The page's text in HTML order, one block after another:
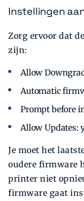
Instellingen
Zorg ervoor dat
zijn:
Allow
Automatic
Prompt before
Allow Updates:
Je moet het
oudere firmware
printer niet
firmware gaat